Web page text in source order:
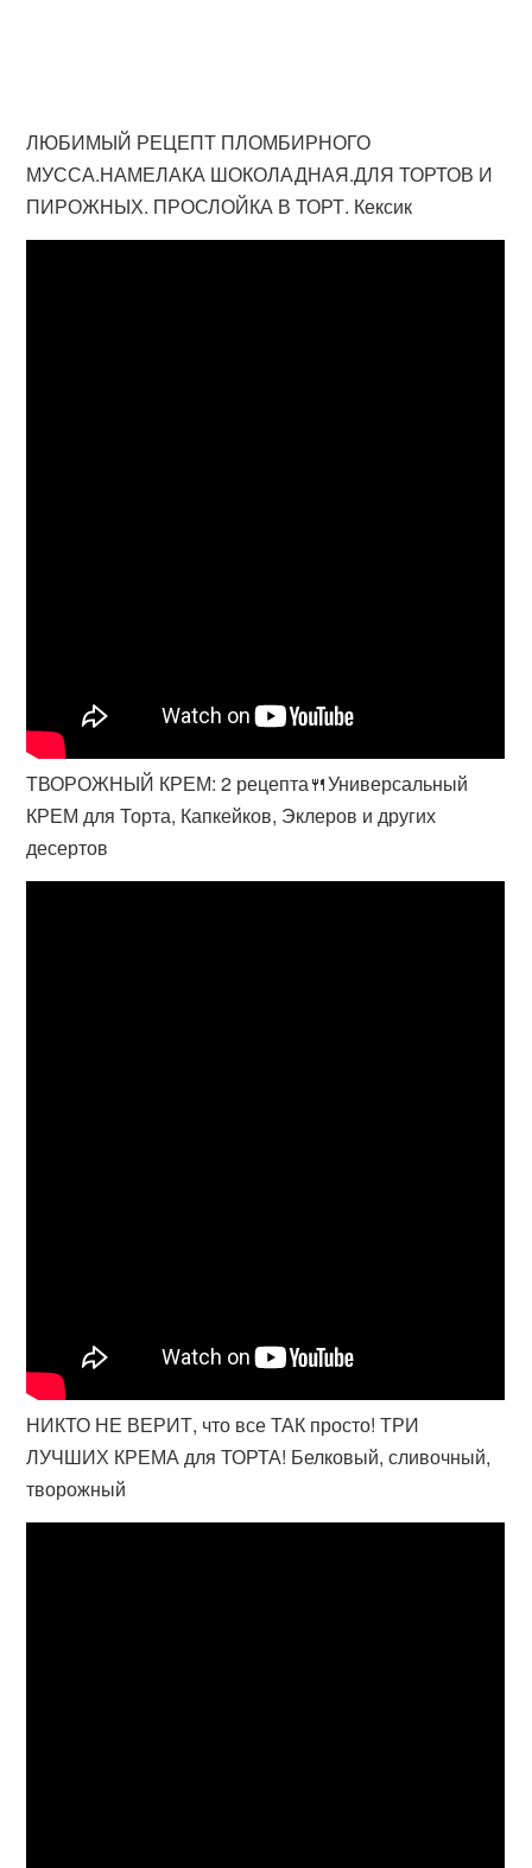
ЛЮБИМЫЙ РЕЦЕПТ ПЛОМБИРНОГО
МУССА.НАМЕЛАКА ШОКОЛАДНАЯ.ДЛЯ ТОРТОВ И
ПИРОЖНЫХ. ПРОСЛОЙКА В ТОРТ. Кексик
ТВОРОЖНЫЙ КРЕМ: 2 рецепта🍴Универсальный
КРЕМ для Торта, Капкейков, Эклеров и других
десертов
НИКТО НЕ ВЕРИТ, что все ТАК просто! ТРИ
ЛУЧШИХ КРЕМА для ТОРТА! Белковый, сливочный,
творожный